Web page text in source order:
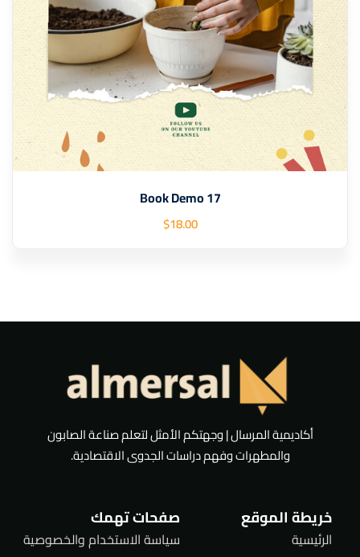
Book Demo 17
$18.00
أكاديمية المرسال | وجهتكم الأمثل لتعلم صناعة الصابون
والمطهرات وفهم دراسات الجدوى الاقتصادية.
خريطة الموقع
الرئيسية
صفحات تهمك
سياسة الاستخدام والخصوصية